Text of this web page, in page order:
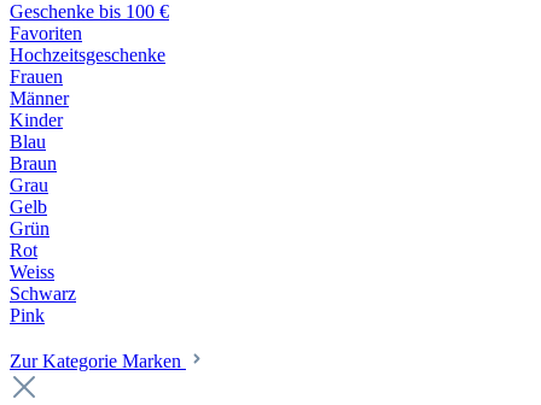
Geschenke bis 100 €
Favoriten
Hochzeitsgeschenke
Frauen
Männer
Kinder
Blau
Braun
Grau
Gelb
Grün
Rot
Weiss
Schwarz
Pink
Zur Kategorie Marken